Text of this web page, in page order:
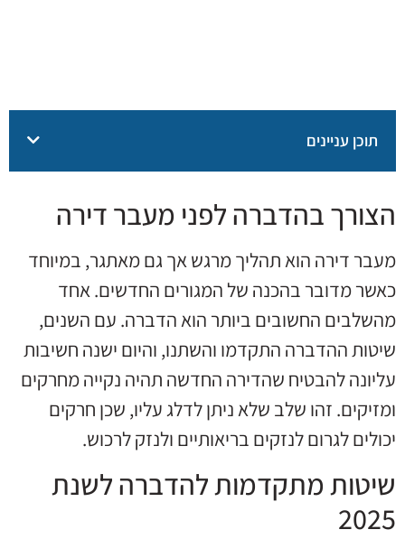
תוכן עניינים
הצורך בהדברה לפני מעבר דירה
מעבר דירה הוא תהליך מרגש אך גם מאתגר, במיוחד
כאשר מדובר בהכנה של המגורים החדשים. אחד
מהשלבים החשובים ביותר הוא הדברה. עם השנים,
שיטות ההדברה התקדמו והשתנו, והיום ישנה חשיבות
עליונה להבטיח שהדירה החדשה תהיה נקייה מחרקים
ומזיקים. זהו שלב שלא ניתן לדלג עליו, שכן חרקים
יכולים לגרום לנזקים בריאותיים ולנזק לרכוש.
שיטות מתקדמות להדברה לשנת
2025